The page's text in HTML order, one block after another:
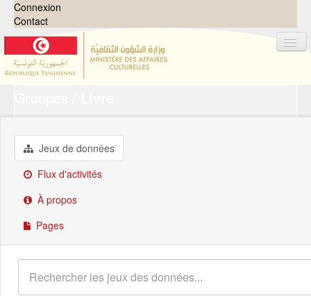
Connexion
Contact
Groupes
Demandes
À propos
Jeux de données
Flux d'activités
À propos
Pages